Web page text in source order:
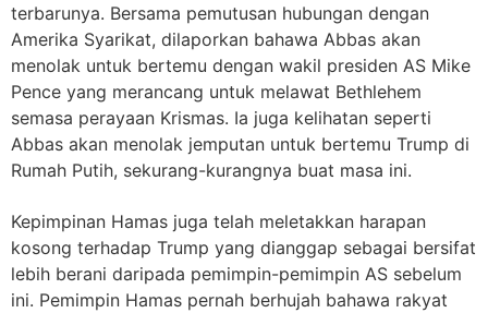
terbarunya. Bersama pemutusan hubungan dengan
Amerika Syarikat, dilaporkan bahawa Abbas akan
menolak untuk bertemu dengan wakil presiden AS Mike
Pence yang merancang untuk melawat Bethlehem
semasa perayaan Krismas. Ia juga kelihatan seperti
Abbas akan menolak jemputan untuk bertemu Trump di
Rumah Putih, sekurang-kurangnya buat masa ini.
Kepimpinan Hamas juga telah meletakkan harapan
kosong terhadap Trump yang dianggap sebagai bersifat
lebih berani daripada pemimpin-pemimpin AS sebelum
ini. Pemimpin Hamas pernah berhujah bahawa rakyat